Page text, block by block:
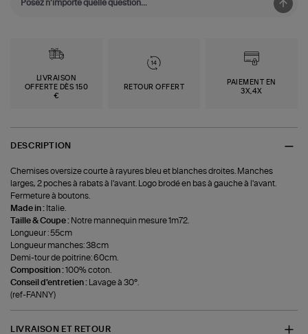
LIVRAISON
OFFERTE DÈS 150
€
RETOUR OFFERT
PAIEMENT EN
3X,4X
DESCRIPTION
Chemises oversize courte à rayures bleu et blanches droites. Manches
larges, 2 poches à rabats à l'avant. Logo brodé en bas à gauche à l'avant.
Fermeture à boutons.
Made in : Italie.
Taille & Coupe : Notre mannequin mesure 1m72.
Longueur : 55cm
Longueur manches: 38cm
Demi-tour de poitrine: 60cm.
Composition :100% coton.
Conseil d'entretien :
Lavage à 30°.
(ref-FANNY)
LIVRAISON ET RETOUR